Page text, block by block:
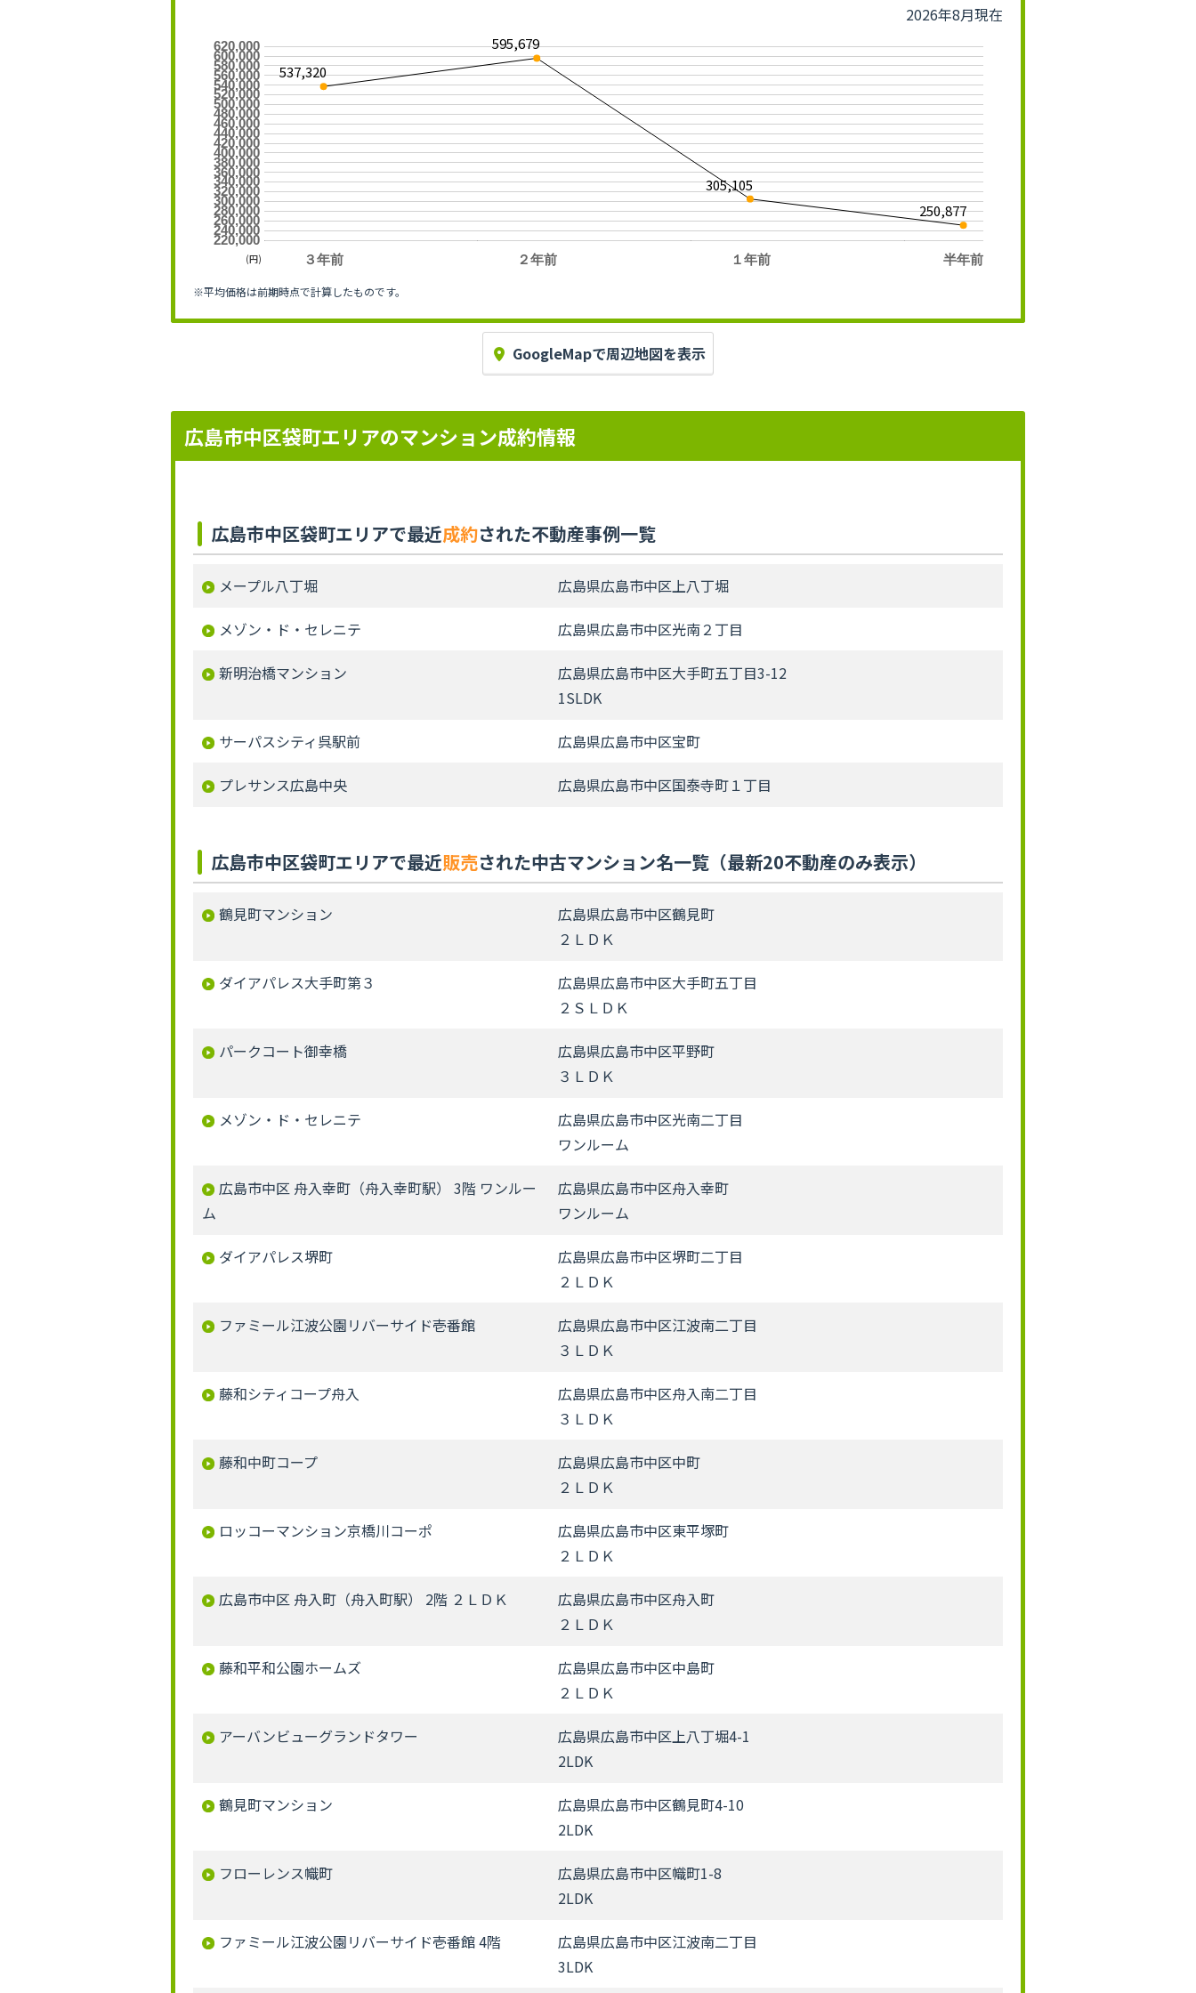
2026年8月現在
３年前 ２年前 １年前 半年前
220,000
240,000
260,000
280,000
300,000
320,000
340,000
360,000
380,000
400,000
420,000
440,000
460,000
480,000
500,000
520,000
540,000
560,000
580,000
600,000
620,000
537,320
595,679
305,105
250,877
(円)
※平均価格は前期時点で計算したものです。
GoogleMapで周辺地図を表示
広島市中区袋町エリアのマンション成約情報
広島市中区袋町エリアで最近成約された不動産事例一覧
メープル八丁堀 広島県広島市中区上八丁堀
メゾン・ド・セレニテ 広島県広島市中区光南２丁目
新明治橋マンション
広島県広島市中区大手町五丁目3-12
1SLDK
サーパスシティ呉駅前 広島県広島市中区宝町
プレサンス広島中央 広島県広島市中区国泰寺町１丁目
広島市中区袋町エリアで最近販売された中古マンション名一覧（最新20不動産のみ表示）
鶴見町マンション
広島県広島市中区鶴見町
２ＬＤＫ
ダイアパレス大手町第３
広島県広島市中区大手町五丁目
２ＳＬＤＫ
パークコート御幸橋
広島県広島市中区平野町
３ＬＤＫ
メゾン・ド・セレニテ
広島県広島市中区光南二丁目
ワンルーム
広島市中区 舟入幸町（舟入幸町駅） 3階 ワンルー
ム
広島県広島市中区舟入幸町
ワンルーム
ダイアパレス堺町
広島県広島市中区堺町二丁目
２ＬＤＫ
ファミール江波公園リバーサイド壱番館
広島県広島市中区江波南二丁目
３ＬＤＫ
藤和シティコープ舟入
広島県広島市中区舟入南二丁目
３ＬＤＫ
藤和中町コープ
広島県広島市中区中町
２ＬＤＫ
ロッコーマンション京橋川コーポ
広島県広島市中区東平塚町
２ＬＤＫ
広島市中区 舟入町（舟入町駅） 2階 ２ＬＤＫ
広島県広島市中区舟入町
２ＬＤＫ
藤和平和公園ホームズ
広島県広島市中区中島町
２ＬＤＫ
アーバンビューグランドタワー
広島県広島市中区上八丁堀4-1
2LDK
鶴見町マンション
広島県広島市中区鶴見町4-10
2LDK
フローレンス幟町
広島県広島市中区幟町1-8
2LDK
ファミール江波公園リバーサイド壱番館 4階
広島県広島市中区江波南二丁目
3LDK